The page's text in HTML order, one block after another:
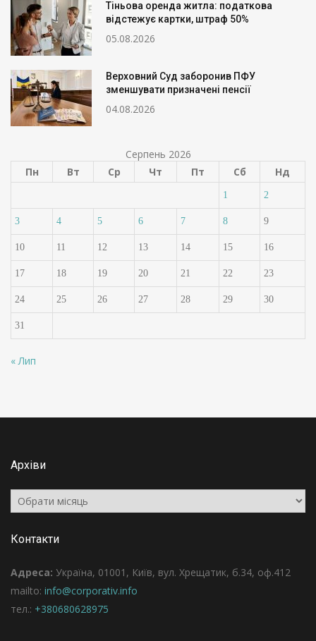
Тіньова оренда житла: податкова
відстежує картки, штраф 50%
05.08.2026
Верховний Суд заборонив ПФУ
зменшувати призначені пенсії
04.08.2026
Серпень 2026
Пн
Вт Ср Чт Пт Сб Нд
1 2
3 4 5 6 7 8 9
10 11 12 13 14 15 16
17 18 19 20 21 22 23
24 25 26 27 28 29 30
31
« Лип
Архіви
Архіви
Контакти
Адреса: Україна, 01001, Київ, вул. Хрещатик, б.34, оф.412
mailto: info@corporativ.info
тел.: +380680628975